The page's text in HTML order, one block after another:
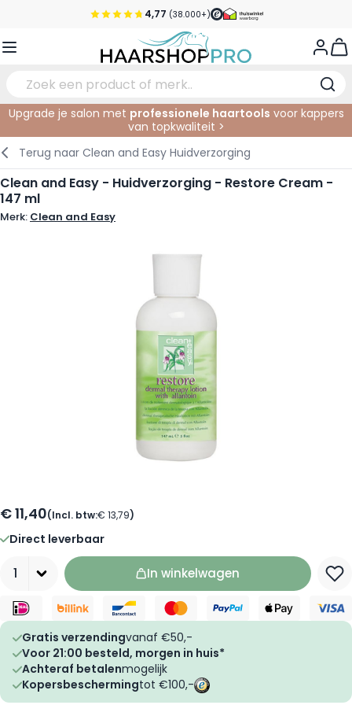
Ga naar de inhoud 4,77 (38.000+)
Voor 21:00 uur besteld, morgen in huis*
Gratis verzending vanaf €50,- excl. BTW
Verzorging
Haarstyling
Haarkleuring
In de Salon
Knippen
Kleuren
Elektrisch
Scheren
Knipbenodigdheden
Gezichtsverzorging
Lichaamsverzorging
Tanning
Wenkbrauwen
Ogen
Lippen
Nagelproducten
Nagel Accessoires
SALE
Upgrade je salon met professionele haartools voor kappers
van topkwaliteit >
Terug naar Clean and Easy Huidverzorging
Clean and Easy - Huidverzorging - Restore Cream -
147 ml
Merk: Clean and Easy
€ 11,40(Incl. btw:€ 13,79)
Direct leverbaar
In winkelwagen
Gratis verzendingvanaf €50,-
Voor 21:00 besteld, morgen in huis*
Achteraf betalenmogelijk
Kopersbeschermingtot €100,-